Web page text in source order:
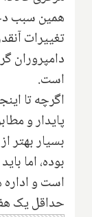
همین سبب
تغییرات
دامپروران
است.
اگرچه تا
پایدار و
بسیار بهتر
بوده، اما
است و اداره
حداقل یک